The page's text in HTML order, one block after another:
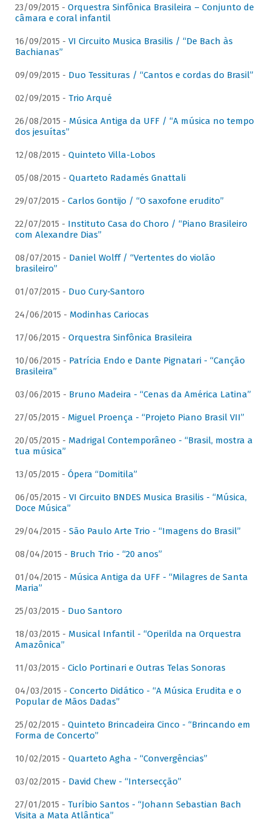
23/09/2015 - Orquestra Sinfônica Brasileira – Conjunto de
câmara e coral infantil
16/09/2015 - VI Circuito Musica Brasilis / “De Bach às
Bachianas”
09/09/2015 - Duo Tessituras / “Cantos e cordas do Brasil”
02/09/2015 - Trio Arqué
26/08/2015 - Música Antiga da UFF / “A música no tempo
dos jesuítas”
12/08/2015 - Quinteto Villa-Lobos
05/08/2015 - Quarteto Radamés Gnattali
29/07/2015 - Carlos Gontijo / “O saxofone erudito”
22/07/2015 - Instituto Casa do Choro / “Piano Brasileiro
com Alexandre Dias”
08/07/2015 - Daniel Wolff / “Vertentes do violão
brasileiro”
01/07/2015 - Duo Cury-Santoro
24/06/2015 - Modinhas Cariocas
17/06/2015 - Orquestra Sinfônica Brasileira
10/06/2015 - Patrícia Endo e Dante Pignatari - “Canção
Brasileira”
03/06/2015 - Bruno Madeira - “Cenas da América Latina”
27/05/2015 - Miguel Proença - “Projeto Piano Brasil VII”
20/05/2015 - Madrigal Contemporâneo - “Brasil, mostra a
tua música”
13/05/2015 - Ópera “Domitila”
06/05/2015 - VI Circuito BNDES Musica Brasilis - “Música,
Doce Música”
29/04/2015 - São Paulo Arte Trio - “Imagens do Brasil”
08/04/2015 - Bruch Trio - “20 anos”
01/04/2015 - Música Antiga da UFF - “Milagres de Santa
Maria”
25/03/2015 - Duo Santoro
18/03/2015 - Musical Infantil - “Operilda na Orquestra
Amazônica”
11/03/2015 - Ciclo Portinari e Outras Telas Sonoras
04/03/2015 - Concerto Didático - “A Música Erudita e o
Popular de Mãos Dadas”
25/02/2015 - Quinteto Brincadeira Cinco - “Brincando em
Forma de Concerto”
10/02/2015 - Quarteto Agha - “Convergências”
03/02/2015 - David Chew - “Intersecção”
27/01/2015 - Turíbio Santos - “Johann Sebastian Bach
Visita a Mata Atlântica”